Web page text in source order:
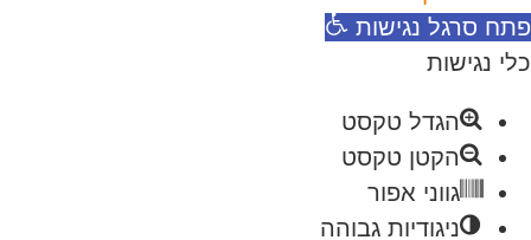
פתח סרגל נגישות
כלי נגישות
הגדל טקסט
הקטן טקסט
גווני אפור
ניגודיות גבוהה